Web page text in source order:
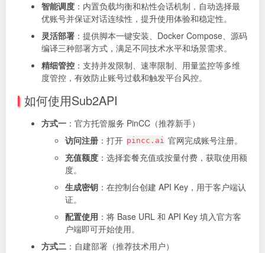
智能调度 ：内置负载均衡和粘性会话机制，自动选择最
优账号并保证对话连续性，提升使用体验和稳定性。
灵活部署 ：提供脚本一键安装、Docker Compose、源码
编译三种部署方式，满足不同技术水平和场景需求。
精细管控 ：支持并发限制、速率限制、用量监控等多维
度管控，有效防止账号过载和触发平台风控。
如何使用Sub2API
方式一 ：官方托管服务 PinCC（推荐新手）
访问注册 ：打开 pincc.ai 官网完成账号注册。
充值额度 ：选择套餐充值或按量付费，获取使用额
度。
生成密钥 ：在控制台创建 API Key，用于客户端认
证。
配置使用 ：将 Base URL 和 API Key 填入官方客
户端即可开始使用。
方式二 ：自建部署（推荐技术用户）